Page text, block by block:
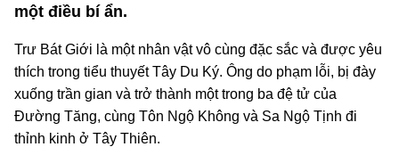
một điều bí ẩn.
Trư Bát Giới là một nhân vật vô cùng đặc sắc và được yêu
thích trong tiểu thuyết Tây Du Ký. Ông do phạm lỗi, bị đày
xuống trần gian và trở thành một trong ba đệ tử của
Đường Tăng, cùng Tôn Ngộ Không và Sa Ngộ Tịnh đi
thỉnh kinh ở Tây Thiên.